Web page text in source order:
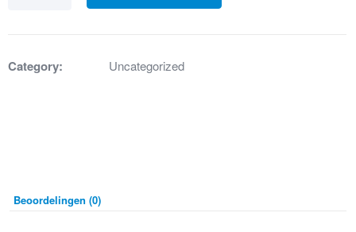
Category: Uncategorized
Beoordelingen (0)